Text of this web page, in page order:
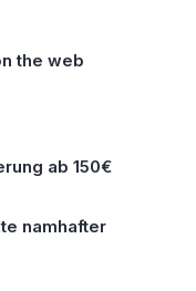
the web
ab 150€
namhafter